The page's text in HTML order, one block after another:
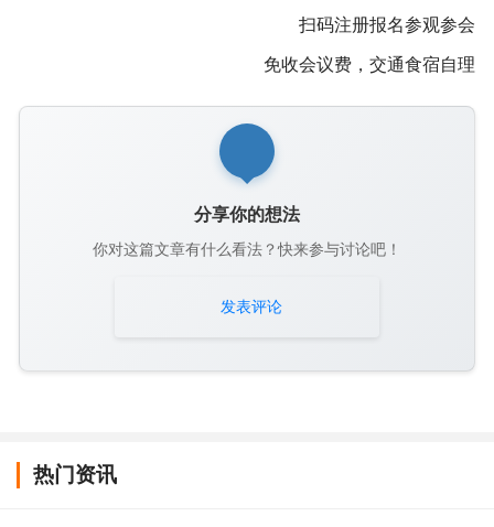
扫码注册报名参观参会
免收会议费，交通食宿自理
分享你的想法
你对这篇文章有什么看法？快来参与讨论吧！
发表评论
热门资讯